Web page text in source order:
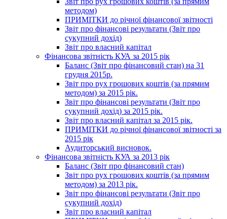
методом)
ПРИМІТКИ до річної фінансової звітності
Звіт про фінансові результати (Звіт про
сукупний дохід)
Звіт про власний капітал
Фінансова звітність КУА за 2015 рік
Баланс (Звіт про фінансовий стан) на 31
грудня 2015р.
Звіт про рух грошових коштів (за прямим
методом) за 2015 рік.
Звіт про фінансові результати (Звіт про
сукупний дохід) за 2015 рік.
Звіт про власний капітал за 2015 рік.
ПРИМІТКИ до річної фінансової звітності за
2015 рік
Аудиторський висновок.
Фінансова звітність КУА за 2013 рік
Баланс (Звіт про фінансовий стан)
Звіт про рух грошових коштів (за прямим
методом) за 2013 рік.
Звіт про фінансові результати (Звіт про
сукупний дохід)
Звіт про власний капітал